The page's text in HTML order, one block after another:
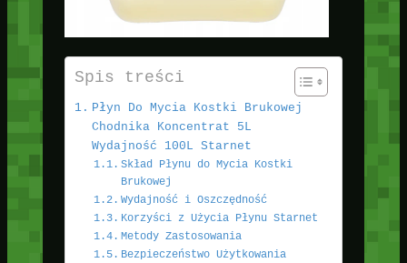
Spis treści
Płyn Do Mycia Kostki Brukowej
Chodnika Koncentrat 5L
Wydajność 100L Starnet
Skład Płynu do Mycia Kostki
Brukowej
Wydajność i Oszczędność
Korzyści z Użycia Płynu Starnet
Metody Zastosowania
Bezpieczeństwo Użytkowania